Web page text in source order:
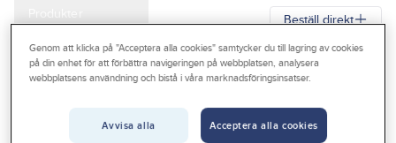
Produkter
Kampanjer
Outlet
Beställ direkt
Gelia Produkter Arbetsplats Lyft
Mjuka lyft - surrning
Genom att klicka på "Acceptera alla cookies" samtycker du till lagring av cookies
på din enhet för att förbättra navigeringen på webbplatsen, analysera
webbplatsens användning och bistå i våra marknadsföringsinsatser.
Avvisa alla Acceptera alla cookies